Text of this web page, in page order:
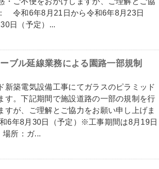
令和6年8月21日から令和6年8月23日
日（予定）...
ブル延線業務による園路一部規制
築電気設備工事にてガラスのピラミッド
す。下記期間で施設道路の一部の規制を行
が、ご理解とご協力をお願い申し上げま
6年8月30日（予定）※工事期間は8月19日
所：ガ...